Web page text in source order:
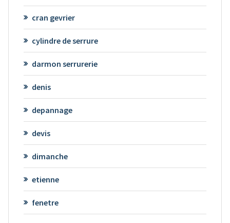
cran gevrier
cylindre de serrure
darmon serrurerie
denis
depannage
devis
dimanche
etienne
fenetre